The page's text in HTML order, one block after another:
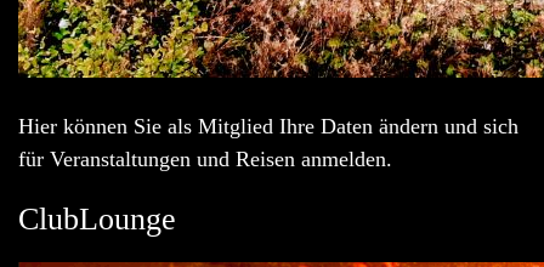
Hier können Sie als Mitglied Ihre Daten ändern und sich
für Veranstaltungen und Reisen anmelden.
ClubLounge